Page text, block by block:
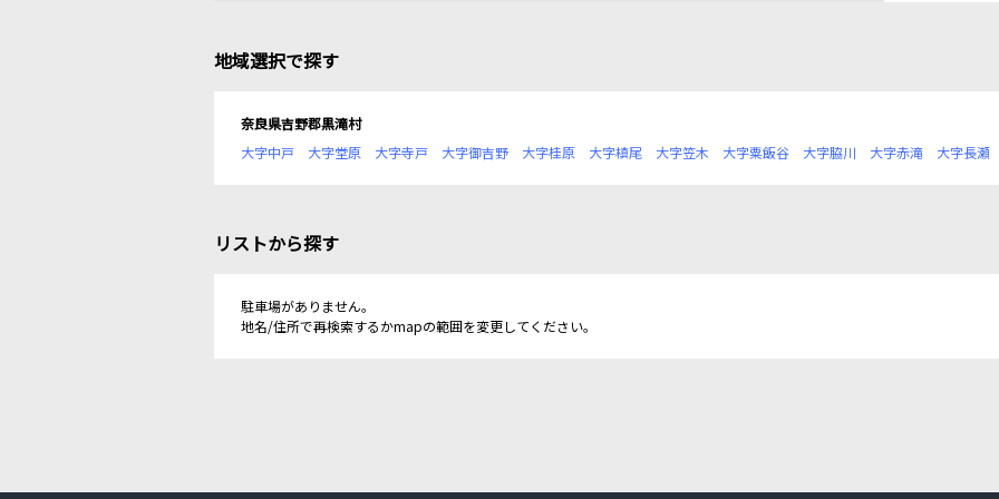
地域選択で探す
奈良県吉野郡黒滝村
大字中戸
大字堂原 大字寺戸 大字御吉野 大字桂原 大字槙尾 大字笠木 大字粟飯谷 大字脇川 大字赤滝 大字長瀬
リストから探す
駐車場がありません。
地名/住所で再検索するかmapの範囲を変更してください。